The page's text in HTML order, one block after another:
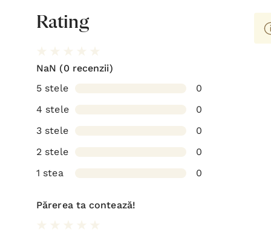
Rating
NaN (0 recenzii)
5 stele
0
4 stele
0
3 stele
0
2 stele
0
1 stea
0
Părerea ta contează!